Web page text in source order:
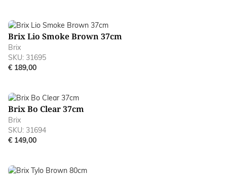
Brix Lio Smoke Brown 37cm
Brix
SKU: 31695
€ 189,00
Brix Bo Clear 37cm
Brix
SKU: 31694
€ 149,00